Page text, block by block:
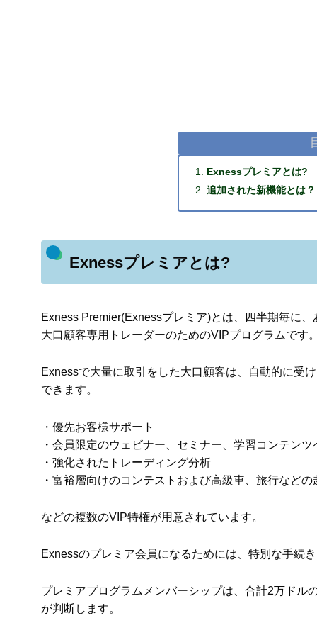
Exnessプレミアとは?
追加された新機能とは？
Exnessプレミアとは?
Exness Premier(Exnessプレミア)とは、四半期毎に
大口顧客専用トレーダーのためのVIPプログラムです
Exnessで大量に取引をした大口顧客は、自動的に受
できます。
・優先お客様サポート
・会員限定のウェビナー、セミナー、学習コンテン
・強化されたトレーディング分析
・富裕層向けのコンテストおよび高級車、旅行など
などの複数のVIP特権が用意されています。
Exnessのプレミア会員になるためには、特別な手続
プレミアプログラムメンバーシップは、合計2万ドル
が判断します。